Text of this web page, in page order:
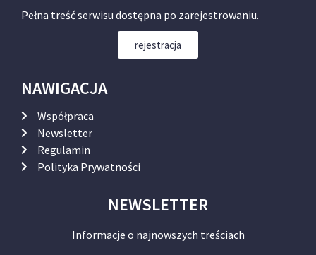
Pełna treść serwisu dostępna po zarejestrowaniu.
rejestracja
NAWIGACJA
Współpraca
Newsletter
Regulamin
Polityka Prywatności
NEWSLETTER
Informacje o najnowszych treściach